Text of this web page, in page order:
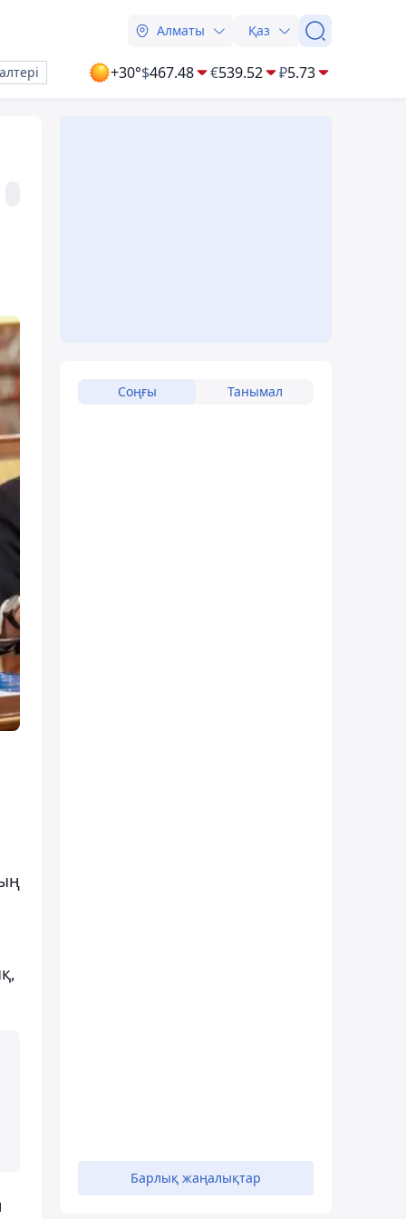
Алматы Қаз
+30°$467.48 €539.52 ₽5.73
Соңғы Танымал
Барлық жаңалықтар